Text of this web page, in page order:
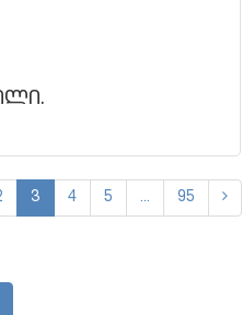
3 4 5 ... 95